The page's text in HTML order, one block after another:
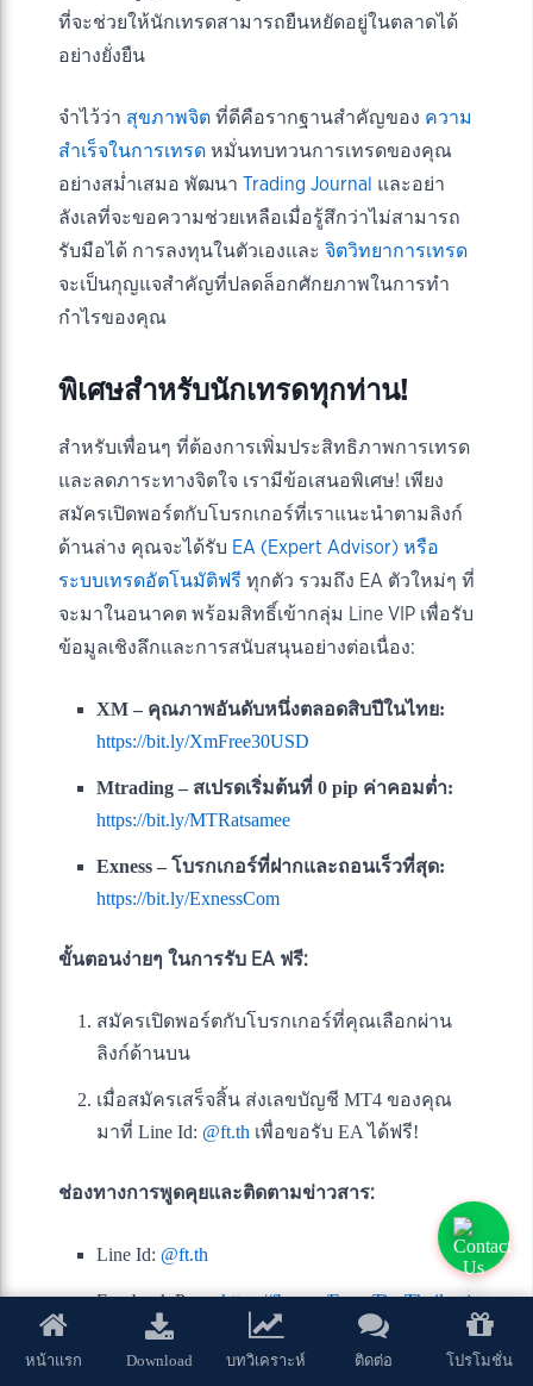
ที่จะช่วยให้นักเทรดสามารถยืนหยัดอยู่ในตลาดได้
อย่างยั่งยืน
จำไว้ว่า สุขภาพจิต ที่ดีคือรากฐานสำคัญของ ความ
สำเร็จในการเทรด หมั่นทบทวนการเทรดของคุณ
อย่างสม่ำเสมอ พัฒนา Trading Journal และอย่า
ลังเลที่จะขอความช่วยเหลือเมื่อรู้สึกว่าไม่สามารถ
รับมือได้ การลงทุนในตัวเองและ จิตวิทยาการเทรด
จะเป็นกุญแจสำคัญที่ปลดล็อกศักยภาพในการทำ
กำไรของคุณ
พิเศษสำหรับนักเทรดทุกท่าน!
สำหรับเพื่อนๆ ที่ต้องการเพิ่มประสิทธิภาพการเทรด
และลดภาระทางจิตใจ เรามีข้อเสนอพิเศษ! เพียง
สมัครเปิดพอร์ตกับโบรกเกอร์ที่เราแนะนำตามลิงก์
ด้านล่าง คุณจะได้รับ EA (Expert Advisor) หรือ
ระบบเทรดอัตโนมัติฟรี ทุกตัว รวมถึง EA ตัวใหม่ๆ ที่
จะมาในอนาคต พร้อมสิทธิ์เข้ากลุ่ม Line VIP เพื่อรับ
ข้อมูลเชิงลึกและการสนับสนุนอย่างต่อเนื่อง:
XM – คุณภาพอันดับหนึ่งตลอดสิบปีในไทย:
https://bit.ly/XmFree30USD
Mtrading – สเปรดเริ่มต้นที่ 0 pip ค่าคอมต่ำ:
https://bit.ly/MTRatsamee
Exness – โบรกเกอร์ที่ฝากและถอนเร็วที่สุด:
https://bit.ly/ExnessCom
ขั้นตอนง่ายๆ ในการรับ EA ฟรี:
สมัครเปิดพอร์ตกับโบรกเกอร์ที่คุณเลือกผ่าน
ลิงก์ด้านบน
เมื่อสมัครเสร็จสิ้น ส่งเลขบัญชี MT4 ของคุณ
มาที่ Line Id: @ft.th เพื่อขอรับ EA ได้ฟรี!
ช่องทางการพูดคุยและติดตามข่าวสาร:
Line Id: @ft.th
Facebook Page:https://fb.com/ForexTipsThailand
เทรดฟอเร็กซ์ให้ได้กําไรอย่างยั่งยืน
หน้าแรก Download บทวิเคราะห์ ติดต่อ โปรโมชั่น